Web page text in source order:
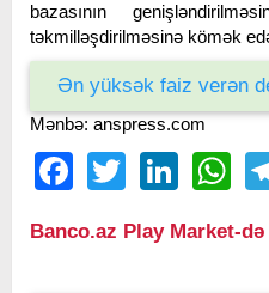
bazasının
təkmilləşdirilməsinə kömək
Ən yüksək faiz verən
Mənbə: anspress.com
FacebookTwitter LinkedIn
Banco.az Play Market-də